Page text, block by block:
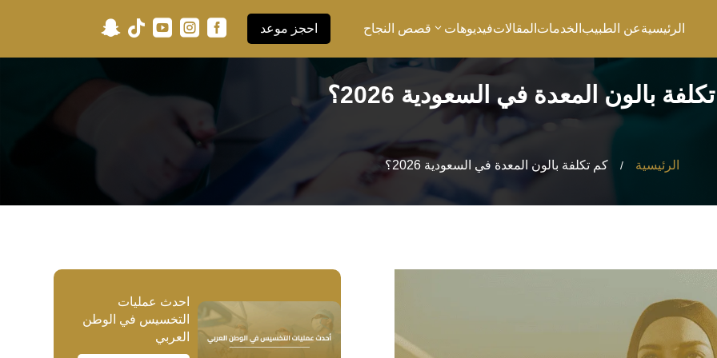
الرئيسيةعن الطبيب الخدمات المقالاتفيديوهات قصص النجاح احجز موعد 




بالون المعدة في السعودية 2026؟
الرئيسية / كم تكلفة بالون المعدة في السعودية 2026؟
احدث عمليات
التخسيس في الوطن
العربي